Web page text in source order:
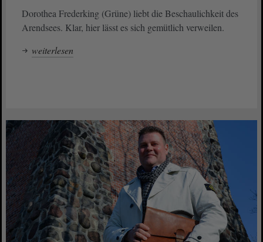
Dorothea Frederking (Grüne) liebt die Beschaulichkeit des
Arendsees. Klar, hier lässt es sich gemütlich verweilen.
weiterlesen